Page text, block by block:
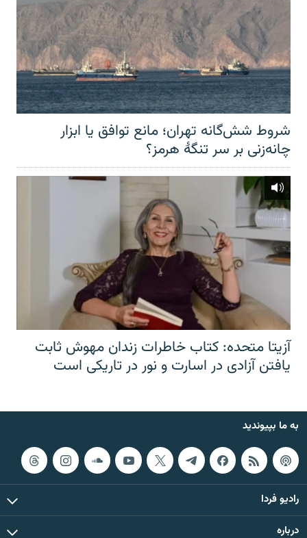
شروط شش‌گانه تهران؛ مانع توافق یا ابزار
چانه‌زنی بر سر تنگهٔ هرمز؟
آزیتا متحده: کتاب خاطرات زندان مهوش ثابت
یافتن آزادی در اسارت و نور در تاریکی است
به ما بپیوندید
رادیو فردا
درباره